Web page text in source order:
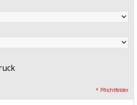
* Pflichtfelder